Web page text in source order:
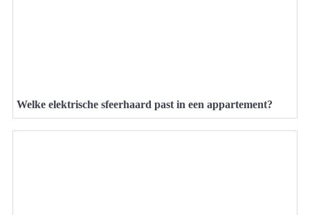
Welke elektrische sfeerhaard past in een appartement?